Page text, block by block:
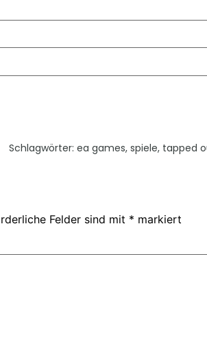
Schlagwörter: ea games, spiele, tapped
Felder sind mit * markiert